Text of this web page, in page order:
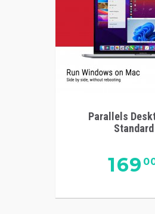
Parallels
Standard
169